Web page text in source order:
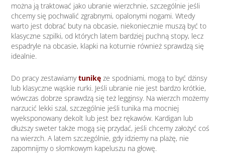
można ją traktować jako ubranie wierzchnie, szczególnie jeśli
chcemy się pochwalić zgrabnymi, opalonymi nogami. Wtedy
warto jest dobrać buty na obcasie, niekoniecznie muszą być to
klasyczne szpilki, od których latem bardziej puchną stopy, lecz
espadryle na obcasie, klapki na koturnie również sprawdzą się
idealnie.
Do pracy zestawiamytunikęze spodniami, mogą to być dżinsy
lub klasyczne wąskie rurki. Jeśli ubranie nie jest bardzo krótkie,
wówczas dobrze sprawdzą się też legginsy. Na wierzch możemy
narzucić lekki szal, szczególnie jeśli tunika ma mocniej
wyeksponowany dekolt lub jest bez rękawów. Kardigan lub
dłuższy sweter także mogą się przydać, jeśli chcemy założyć coś
na wierzch. A latem szczególnie, gdy idziemy na plażę, nie
zapomnijmy o słomkowym kapeluszu na głowę.